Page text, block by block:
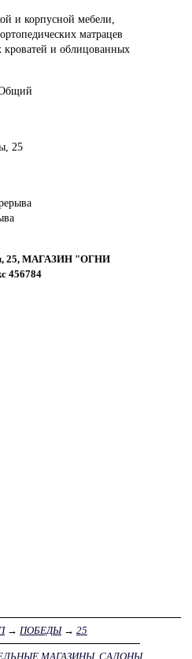
и корпусной мебели,
матрацев
кроватей и облицованных
25
25, МАГАЗИН "ОГНИ
456784
→ ПОБЕДЫ→ 25
МАГАЗИНЫ, САЛОНЫ